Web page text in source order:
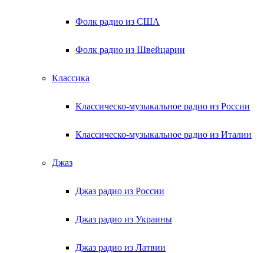
Фолк радио из США
Фолк радио из Швейцарии
Классика
Классическо-музыкальное радио из России
Классическо-музыкальное радио из Италии
Джаз
Джаз радио из России
Джаз радио из Украины
Джаз радио из Латвии